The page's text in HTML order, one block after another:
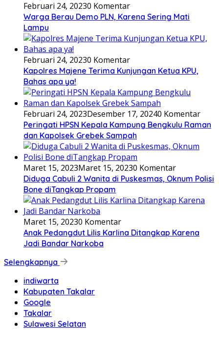
Februari 24, 20230 Komentar
Warga Berau Demo PLN, Karena Sering Mati
Lampu
Februari 24, 20230 Komentar
Kapolres Majene Terima Kunjungan Ketua KPU,
Bahas apa ya!
Februari 24, 2023Desember 17, 20240 Komentar
Peringati HPSN Kepala Kampung Bengkulu Raman
dan Kapolsek Grebek Sampah
Maret 15, 2023Maret 15, 20230 Komentar
Diduga Cabuli 2 Wanita di Puskesmas, Oknum Polisi
Bone diTangkap Propam
Maret 15, 20230 Komentar
Anak Pedangdut Lilis Karlina Ditangkap Karena
Jadi Bandar Narkoba
Selengkapnya
indiwarta
Kabupaten Takalar
Google
Takalar
Sulawesi Selatan